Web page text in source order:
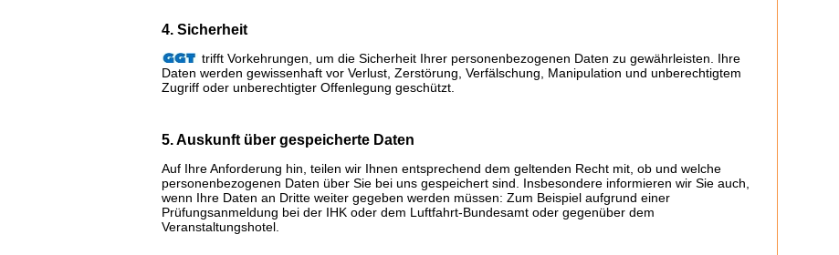
4. Sicherheit
trifft Vorkehrungen, um die Sicherheit Ihrer personenbezogenen Daten zu gewährleisten. Ihre
Daten werden gewissenhaft vor Verlust, Zerstörung, Verfälschung, Manipulation und unberechtigtem
Zugriff oder unberechtigter Offenlegung geschützt.
5. Auskunft über gespeicherte Daten
Auf Ihre Anforderung hin, teilen wir Ihnen entsprechend dem geltenden Recht mit, ob und welche
personenbezogenen Daten über Sie bei uns gespeichert sind. Insbesondere informieren wir Sie auch,
wenn Ihre Daten an Dritte weiter gegeben werden müssen: Zum Beispiel aufgrund einer
Prüfungsanmeldung bei der IHK oder dem Luftfahrt-Bundesamt oder gegenüber dem
Veranstaltungshotel.